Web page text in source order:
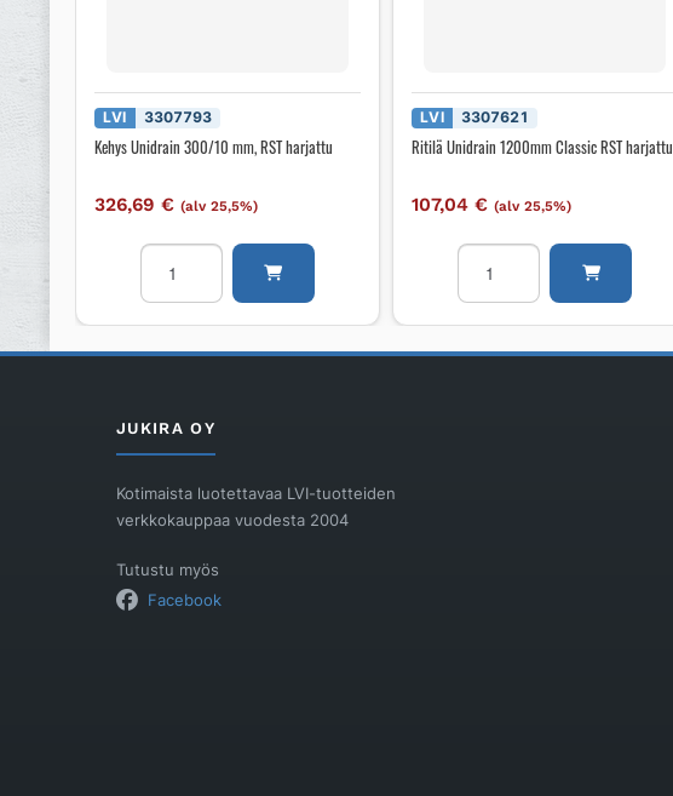
LVI 3307793
Kehys Unidrain 300/10 mm, RST harjattu
326,69€ (alv 25,5%)
Kehys
Unidrain
300/10
RST
LVI 3307621
Ritilä Unidrain 1200mm Classic RST harjattu
107,04€ (alv 25,5%)
Ritilä
Unidrain
1200mm
RST
JUKIRA OY
Kotimaista luotettavaa LVI-tuotteiden
verkkokauppaa vuodesta 2004
Tutustu myös
Facebook